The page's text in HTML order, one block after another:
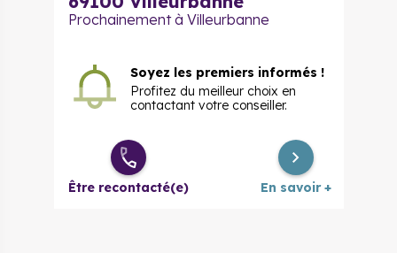
Prochainement à Villeurbanne
Soyez les premiers informés !
Profitez du meilleur choix en
contactant votre conseiller.
Être recontacté(e) En savoir +